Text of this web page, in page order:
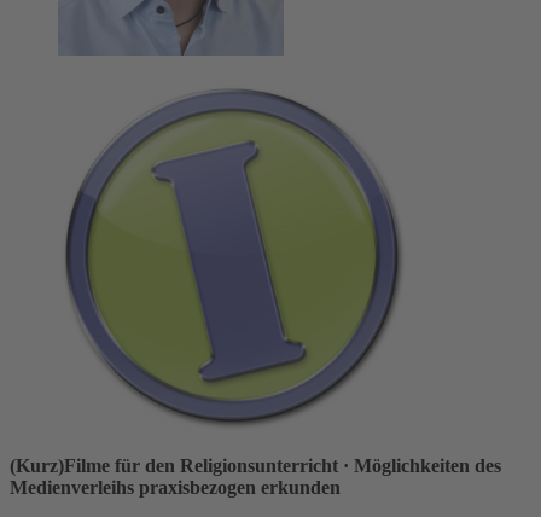
(Kurz)Filme für den Religionsunterricht · Möglichkeiten des
Medienverleihs praxisbezogen erkunden